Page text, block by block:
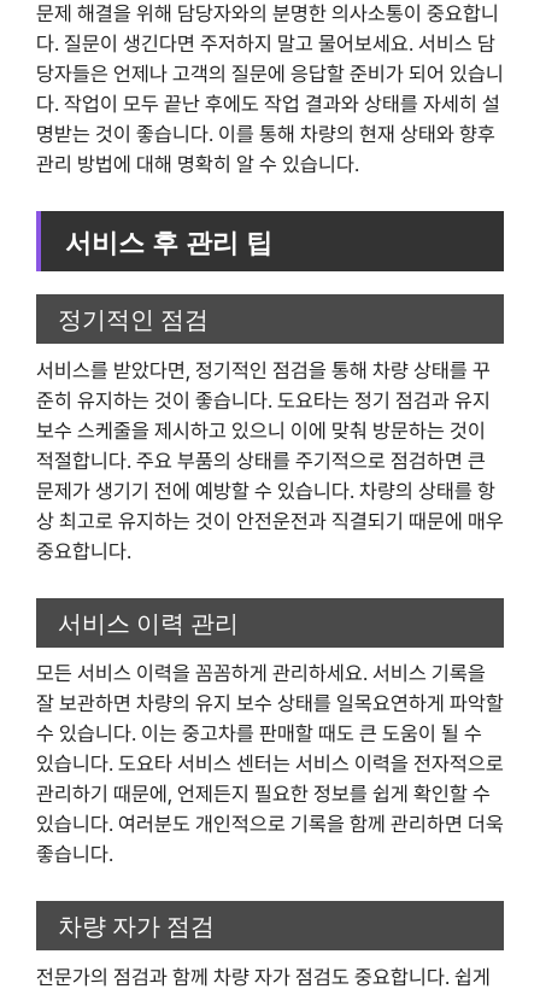
문제 해결을 위해 담당자와의 분명한 의사소통이 중요합니
다. 질문이 생긴다면 주저하지 말고 물어보세요. 서비스 담
당자들은 언제나 고객의 질문에 응답할 준비가 되어 있습니
다. 작업이 모두 끝난 후에도 작업 결과와 상태를 자세히 설
명받는 것이 좋습니다. 이를 통해 차량의 현재 상태와 향후
관리 방법에 대해 명확히 알 수 있습니다.
서비스 후 관리 팁
정기적인 점검
서비스를 받았다면, 정기적인 점검을 통해 차량 상태를 꾸
준히 유지하는 것이 좋습니다. 도요타는 정기 점검과 유지
보수 스케줄을 제시하고 있으니 이에 맞춰 방문하는 것이
적절합니다. 주요 부품의 상태를 주기적으로 점검하면 큰
문제가 생기기 전에 예방할 수 있습니다. 차량의 상태를 항
상 최고로 유지하는 것이 안전운전과 직결되기 때문에 매우
중요합니다.
서비스 이력 관리
모든 서비스 이력을 꼼꼼하게 관리하세요. 서비스 기록을
잘 보관하면 차량의 유지 보수 상태를 일목요연하게 파악할
수 있습니다. 이는 중고차를 판매할 때도 큰 도움이 될 수
있습니다. 도요타 서비스 센터는 서비스 이력을 전자적으로
관리하기 때문에, 언제든지 필요한 정보를 쉽게 확인할 수
있습니다. 여러분도 개인적으로 기록을 함께 관리하면 더욱
좋습니다.
차량 자가 점검
전문가의 점검과 함께 차량 자가 점검도 중요합니다. 쉽게